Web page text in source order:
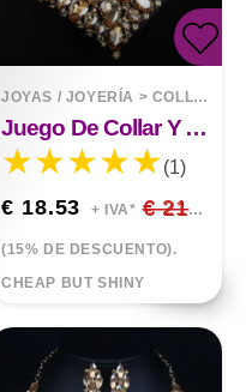
JOYAS / JOYERÍA > COLLARES
Juego De Collar Y Aretes De Cristal Reina Africana
(1)
€ 18.53 + IVA* € 21.80
(15% DE DESCUENTO).
CHEAP BUT SHINY